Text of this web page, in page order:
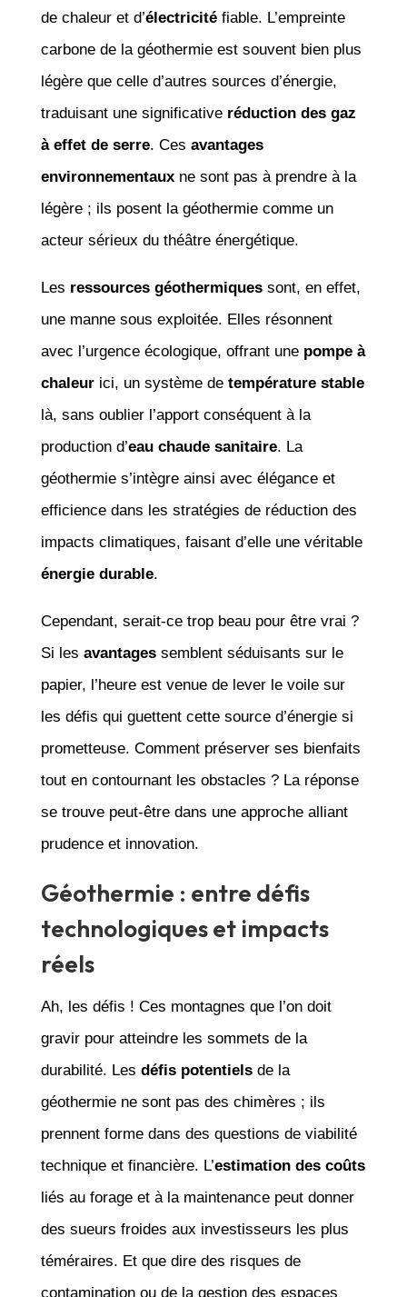
de chaleur et d’électricitéfiable. L’empreinte
carbone de la géothermie est souvent bien plus
légère que celle d’autres sources d’énergie,
traduisant une significative réduction des gaz
à effet de serre. Ces avantages
environnementauxne sont pas à prendre à la
légère ; ils posent la géothermie comme un
acteur sérieux du théâtre énergétique.
Les ressources géothermiquessont, en effet,
une manne sous exploitée. Elles résonnent
avec l’urgence écologique, offrant une pompe à
chaleurici, un système de température stable
là, sans oublier l’apport conséquent à la
production d’eau chaude sanitaire. La
géothermie s’intègre ainsi avec élégance et
efficience dans les stratégies de réduction des
impacts climatiques, faisant d’elle une véritable
énergie durable.
Cependant, serait-ce trop beau pour être vrai ?
Si les avantagessemblent séduisants sur le
papier, l’heure est venue de lever le voile sur
les défis qui guettent cette source d’énergie si
prometteuse. Comment préserver ses bienfaits
tout en contournant les obstacles ? La réponse
se trouve peut-être dans une approche alliant
prudence et innovation.
Géothermie : entre défis
technologiques et impacts
réels
Ah, les défis ! Ces montagnes que l’on doit
gravir pour atteindre les sommets de la
durabilité. Les défis potentielsde la
géothermie ne sont pas des chimères ; ils
prennent forme dans des questions de viabilité
technique et financière. L’estimation des coûts
liés au forage et à la maintenance peut donner
des sueurs froides aux investisseurs les plus
téméraires. Et que dire des risques de
contamination ou de la gestion des espaces